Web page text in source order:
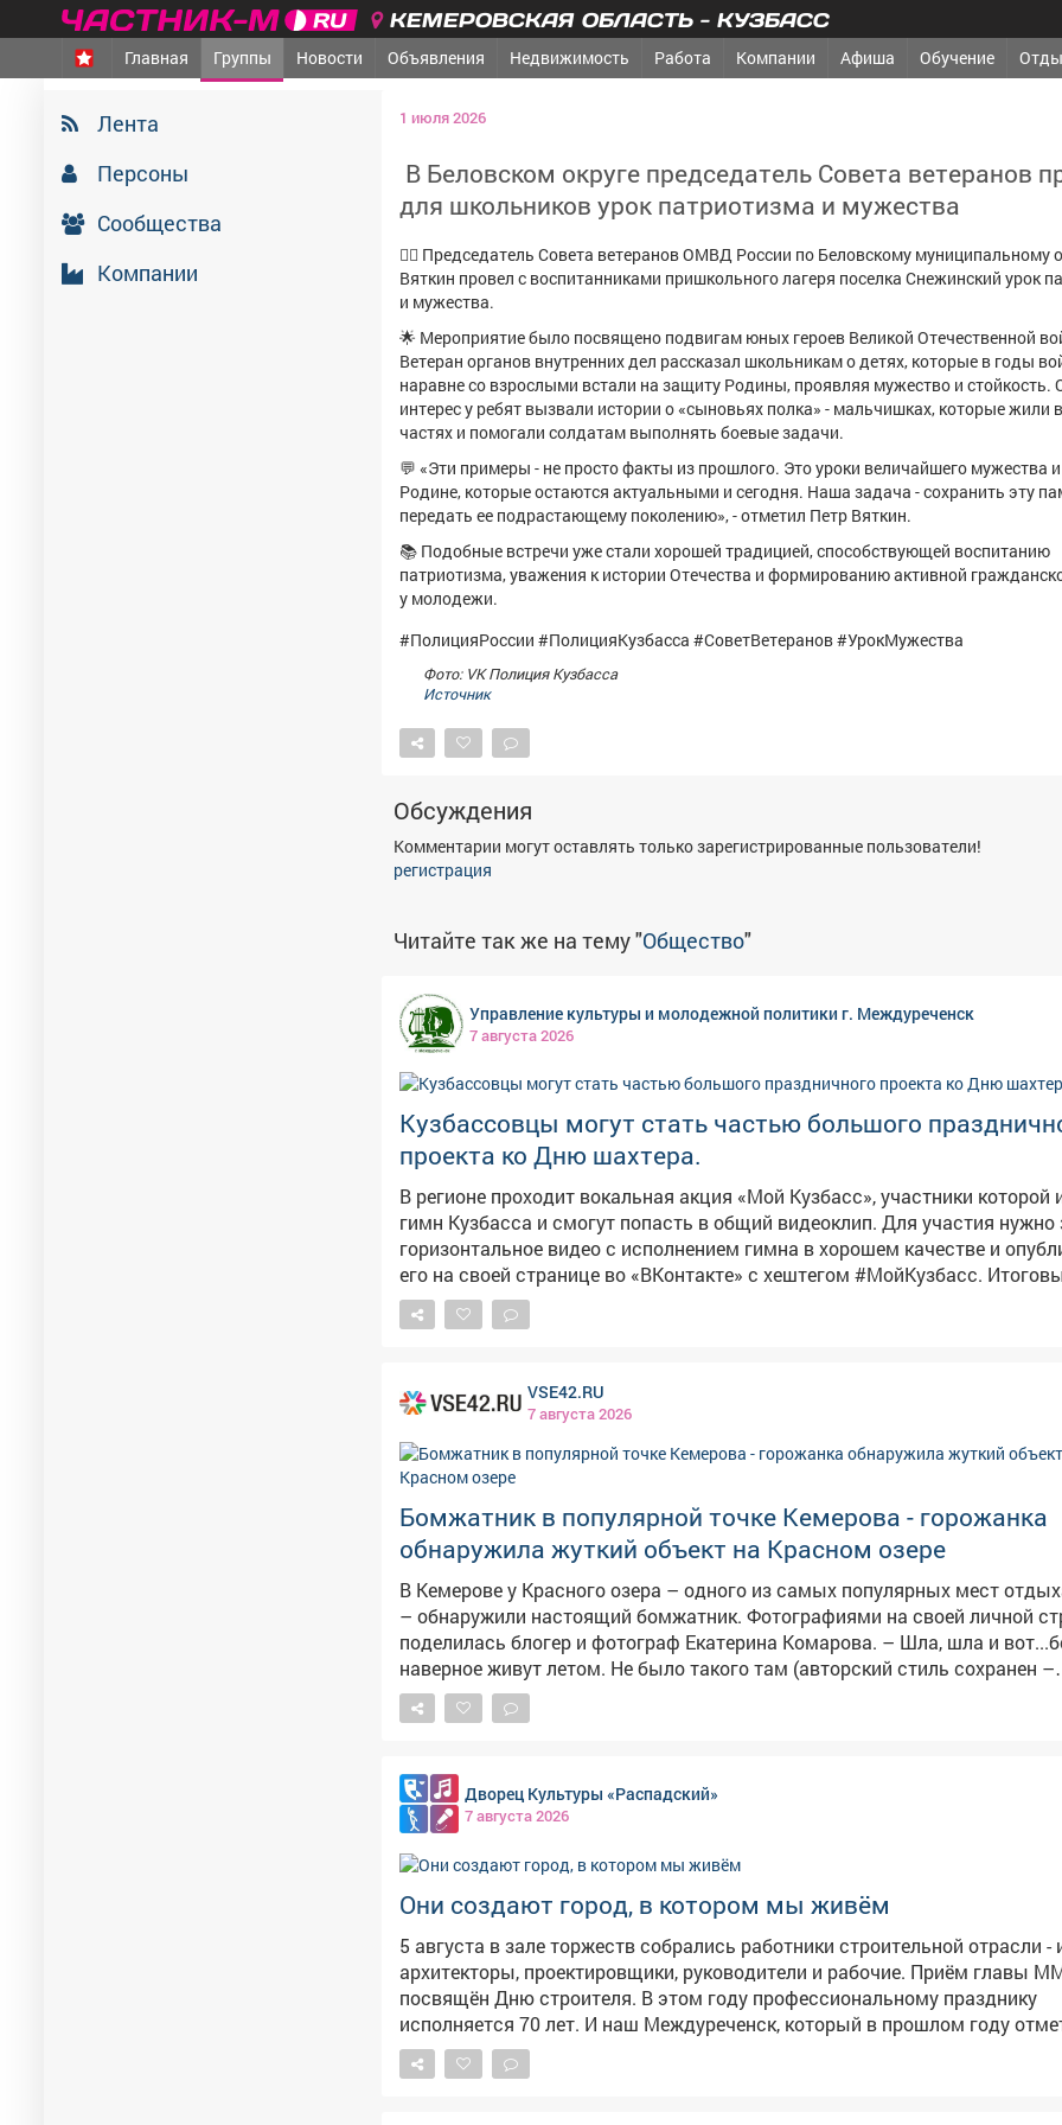
КЕМЕРОВСКАЯ ОБЛАСТЬ - КУЗБАСС
Главная Группы Новости Объявления Недвижимость Работа Компании Афиша Обучение
Лента
Персоны
Сообщества
Компании
1 июля 2026
В Беловском округе председатель Совета ветеранов
для школьников урок патриотизма и мужества
👮‍♂️ Председатель Совета ветеранов ОМВД России по Беловскому муниципальному
Вяткин провел с воспитанниками пришкольного лагеря поселка Снежинский урок
и мужества.
🌟 Мероприятие было посвящено подвигам юных героев Великой Отечественной
Ветеран органов внутренних дел рассказал школьникам о детях, которые в годы
наравне со взрослыми встали на защиту Родины, проявляя мужество и стойкость.
интерес у ребят вызвали истории о «сыновьях полка» - мальчишках, которые жили
частях и помогали солдатам выполнять боевые задачи.
💬 «Эти примеры - не просто факты из прошлого. Это уроки величайшего мужества
Родине, которые остаются актуальными и сегодня. Наша задача - сохранить эту
передать ее подрастающему поколению», - отметил Петр Вяткин.
📚 Подобные встречи уже стали хорошей традицией, способствующей воспитанию
патриотизма, уважения к истории Отечества и формированию активной
у молодежи.
#ПолицияРоссии #ПолицияКузбасса #СоветВетеранов #УрокМужества
Фото: VK Полиция Кузбасса
Источник
Обсуждения
Комментарии могут оставлять только зарегистрированные пользователи!
регистрация
Читайте так же на тему "Общество"
Управление культуры и молодежной политики г. Междуреченск
7 августа 2026
Кузбассовцы могут стать частью большого
проекта ко Дню шахтера.
В регионе проходит вокальная акция «Мой Кузбасс», участники которой
гимн Кузбасса и смогут попасть в общий видеоклип. Для участия нужно записать
горизонтальное видео с исполнением гимна в хорошем качестве и
его на своей странице во «ВКонтакте» с хештегом #МойКузбасс. Итоговый клип, в
который войдут лучшие видеозаписи жителей региона, покажут в День
Кемерове. Присоединяйтесь к акции и станьте частью общего поздравления
VSE42.RU
7 августа 2026
Бомжатник в популярной точке Кемерова - горожанка
обнаружила жуткий объект на Красном озере
В Кемерове у Красного озера – одного из самых популярных мест
– обнаружили настоящий бомжатник. Фотографиями на своей личной странице
поделилась блогер и фотограф Екатерина Комарова. – Шла, шла и вот...бомжи
наверное живут летом. Не было такого там (авторский стиль сохранен –
прим.ред.), – написала блогер. Красное озеро – одно из самых популярных мест
отдыха кемеровчан. Однако теперь в лесополосе у водоема обустроен
стулья, стол, раковины, тележки из супермаркетов и кучи мусора. Никого из людей
на месте не оказалось.
Дворец Культуры «Распадский»
7 августа 2026
Они создают город, в котором мы живём
5 августа в зале торжеств собрались работники строительной отрасли
архитекторы, проектировщики, руководители и рабочие. Приём главы
посвящён Дню строителя. В этом году профессиональному празднику
исполняется 70 лет. И наш Междуреченск, который в прошлом году
70-летний юбилей, - прямое подтверждение тому, насколько важен труд
строителей. Сотни домов, школы, больницы, дороги, мосты - всё это